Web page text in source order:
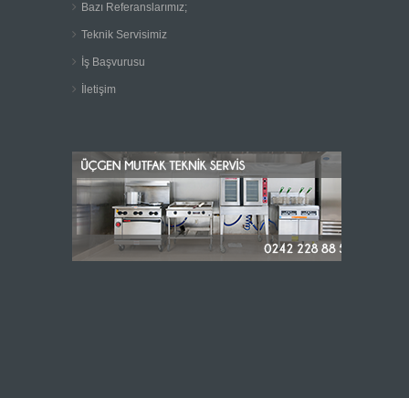
Bazı Referanslarımız;
Teknik Servisimiz
İş Başvurusu
İletişim